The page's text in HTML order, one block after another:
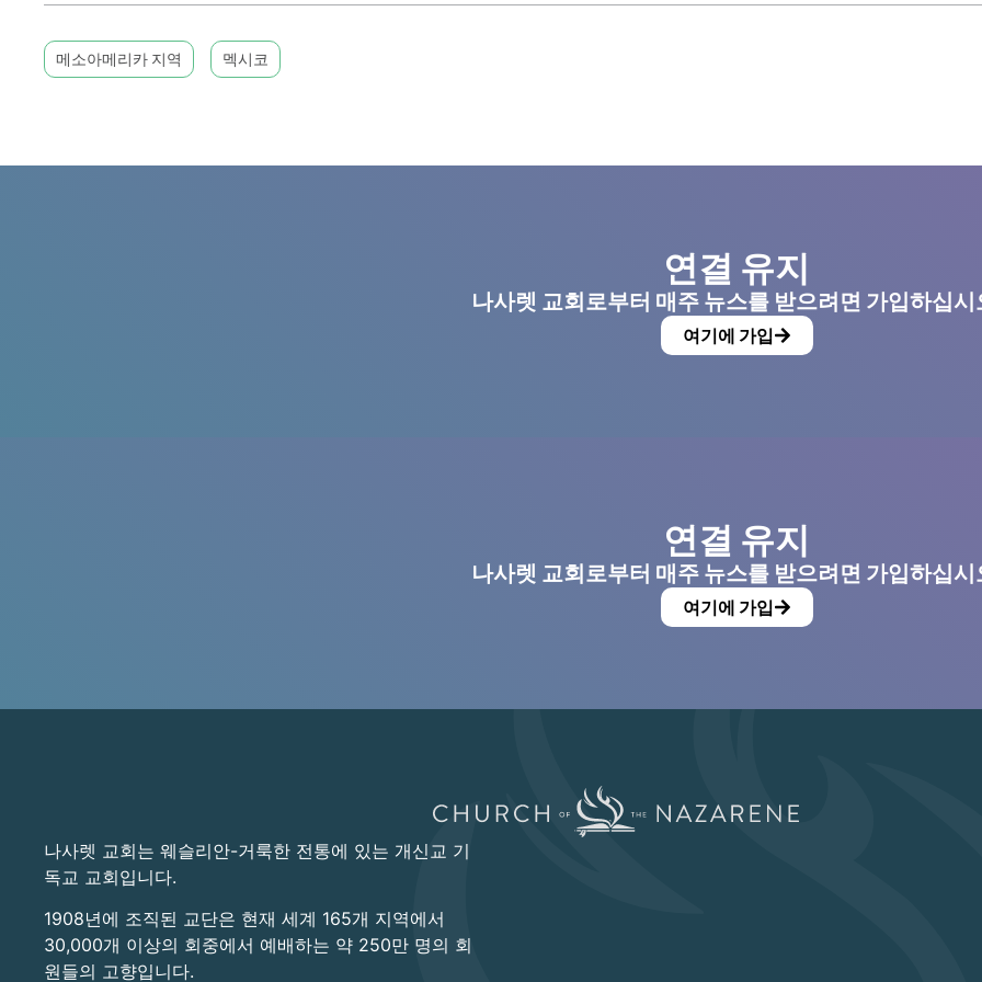
메소아메리카 지역 멕시코
연결 유지
나사렛 교회로부터 매주 뉴스를 받으려면 가입하십시
여기에 가입
연결 유지
나사렛 교회로부터 매주 뉴스를 받으려면 가입하십시
여기에 가입
나사렛 교회는 웨슬리안-거룩한 전통에 있는 개신교 기
독교 교회입니다.
1908년에 조직된 교단은 현재 세계 165개 지역에서
30,000개 이상의 회중에서 예배하는 약 250만 명의 회
원들의 고향입니다.